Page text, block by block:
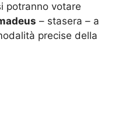
potranno votare
– stasera – a
precise della